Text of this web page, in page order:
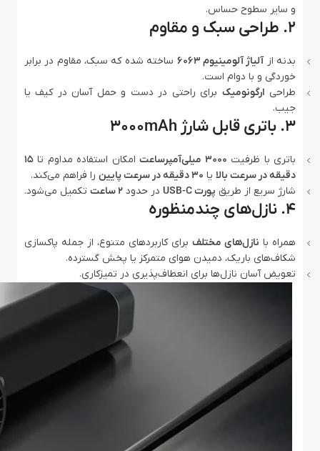
و سایر سطوح حساس.
۲. طراحی سبک و مقاوم
بدنه ازآلیاژ آلومینیوم 6063
ساخته شده که سبک، مقاوم در برابر
خوردگی و با دوام است.
طراحی ارگونومیک برای راحتی در دست و حمل آسان در کیف یا
جیب.
۳. باتری قابل شارژ 3000mAh
باتری با ظرفیت 3000 میلی‌آمپرساعت امکان استفاده مداوم تا 15
دقیقه در سرعت بالا یا 30 دقیقه در سرعت پایین
را فراهم می‌کند.
شارژ سریع از طریق پورت USB-C در حدود 2 ساعت تکمیل می‌شود.
۴. نازل‌های چندمنظوره
همراه با نازل‌های مختلف برای کاربردهای متنوع، از جمله پاکسازی
شکاف‌های باریک، دمیدن هوای متمرکز یا پخش گسترده.
تعویض آسان نازل‌ها برای انعطاف‌پذیری در تمیزکاری.